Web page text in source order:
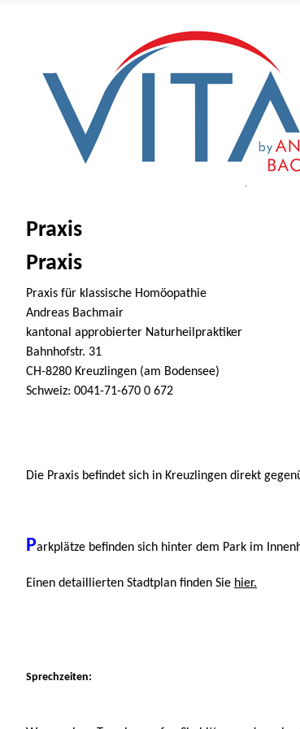
Praxis
Praxis
Praxis für klassische Homöopathie
Andreas Bachmair
kantonal approbierter Naturheilpraktiker
Bahnhofstr. 31
CH-8280 Kreuzlingen (am Bodensee)
Schweiz: 0041-71-670 0 672
Die Praxis befindet sich in Kreuzlingen direkt
Parkplätze befinden sich hinter dem Park im
Einen detaillierten Stadtplan finden Sie hier.
Sprechzeiten: